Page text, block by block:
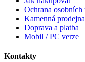
Ochrana osobních
Kamenná prodejna
Doprava a platba
Mobil / PC verze
Kontakty